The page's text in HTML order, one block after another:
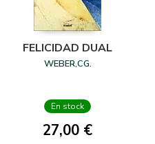
FELICIDAD DUAL
WEBER,CG.
En stock
27,00 €